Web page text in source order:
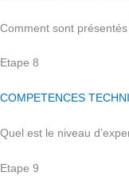
Comment sont
Etape 8
COMPETENCES
Quel est le niveau
Etape 9